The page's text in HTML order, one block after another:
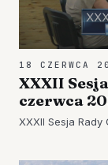
18 CZERWCA
XXXII
czerwca
XXXII Sesja